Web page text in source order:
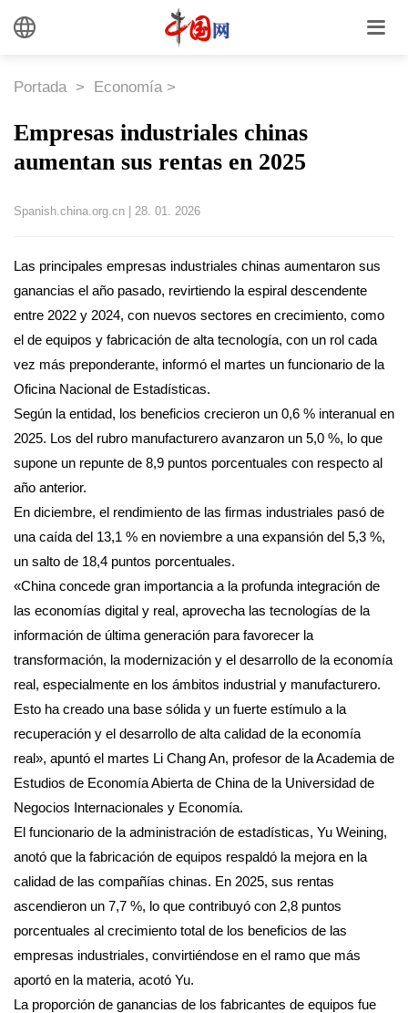
Portada > Economía >
Empresas industriales chinas
aumentan sus rentas en 2025
Spanish.china.org.cn 28. 01. 2026
Las principales empresas industriales chinas aumentaron sus
ganancias el año pasado, revirtiendo la espiral descendente
entre 2022 y 2024, con nuevos sectores en crecimiento, como
el de equipos y fabricación de alta tecnología, con un rol cada
vez más preponderante, informó el martes un funcionario de la
Oficina Nacional de Estadísticas.
Según la entidad, los beneficios crecieron un 0,6 % interanual en
2025. Los del rubro manufacturero avanzaron un 5,0 %, lo que
supone un repunte de 8,9 puntos porcentuales con respecto al
año anterior.
En diciembre, el rendimiento de las firmas industriales pasó de
una caída del 13,1 % en noviembre a una expansión del 5,3 %,
un salto de 18,4 puntos porcentuales.
«China concede gran importancia a la profunda integración de
las economías digital y real, aprovecha las tecnologías de la
información de última generación para favorecer la
transformación, la modernización y el desarrollo de la economía
real, especialmente en los ámbitos industrial y manufacturero.
Esto ha creado una base sólida y un fuerte estímulo a la
recuperación y el desarrollo de alta calidad de la economía
real», apuntó el martes Li Chang An, profesor de la Academia de
Estudios de Economía Abierta de China de la Universidad de
Negocios Internacionales y Economía.
El funcionario de la administración de estadísticas, Yu Weining,
anotó que la fabricación de equipos respaldó la mejora en la
calidad de las compañías chinas. En 2025, sus rentas
ascendieron un 7,7 %, lo que contribuyó con 2,8 puntos
porcentuales al crecimiento total de los beneficios de las
empresas industriales, convirtiéndose en el ramo que más
aportó en la materia, acotó Yu.
La proporción de ganancias de los fabricantes de equipos fue